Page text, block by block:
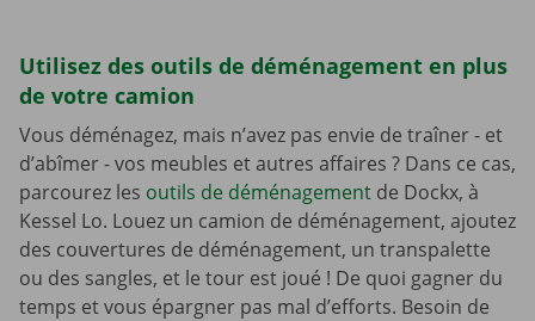
Utilisez des outils de déménagement en plus
de votre camion
Vous déménagez, mais n’avez pas envie de traîner - et
d’abîmer - vos meubles et autres affaires ? Dans ce cas,
parcourez les outils de déménagement de Dockx, à
Kessel Lo. Louez un camion de déménagement, ajoutez
des couvertures de déménagement, un transpalette
ou des sangles, et le tour est joué ! De quoi gagner du
temps et vous épargner pas mal d’efforts. Besoin de